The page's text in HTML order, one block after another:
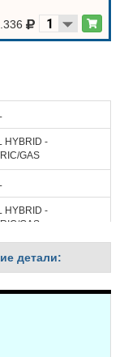
HYBRID -
GAS
HYBRID -
GAS
GAS
детали: